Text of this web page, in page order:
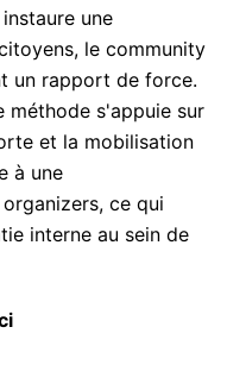
une
le community
un rapport de force.
méthode s'appuie sur
et la mobilisation
à une
ce qui
interne au sein de